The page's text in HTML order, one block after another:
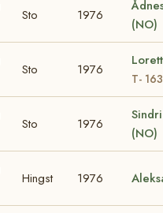
Sto 1976
(NO)
Sto 1976
T-
Sto 1976
(NO)
Hingst 1976